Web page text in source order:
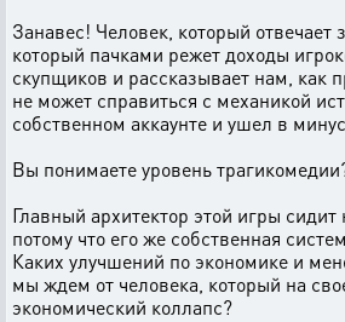
Занавес! Человек, который отвечает
который пачками режет доходы
скупщиков и рассказывает нам, как
не может справиться с механикой
собственном аккаунте и ушел в
Вы понимаете уровень
Главный архитектор этой игры сидит
потому что его же собственная
Каких улучшений по экономике и
мы ждем от человека, который на
экономический коллапс?